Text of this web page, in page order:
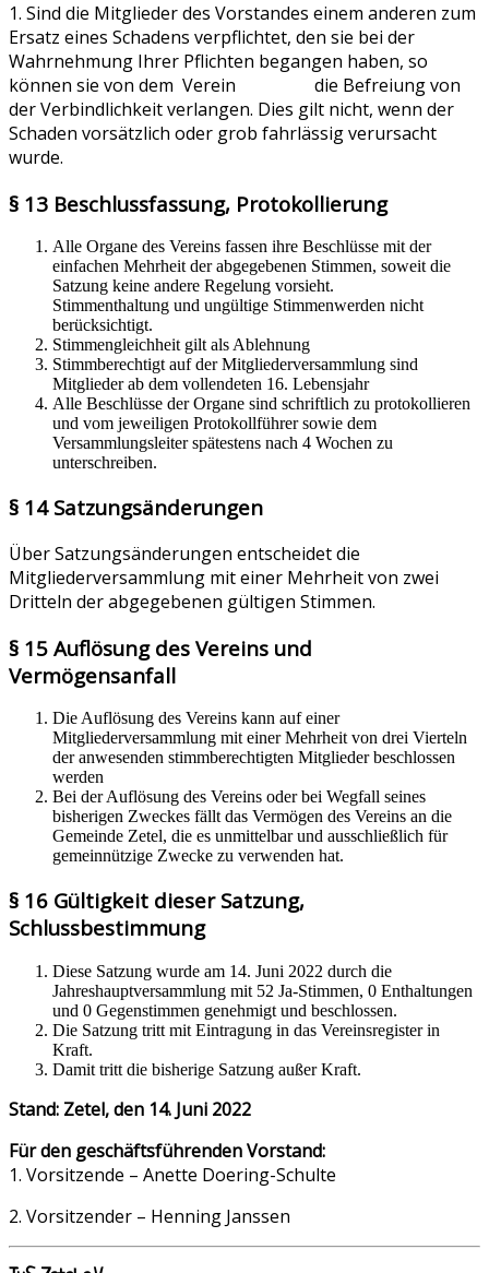
1. Sind die Mitglieder des Vorstandes einem anderen zum
Ersatz eines Schadens verpflichtet, den sie bei der
Wahrnehmung Ihrer Pflichten begangen haben, so
können sie von dem Verein die Befreiung von
der Verbindlichkeit verlangen. Dies gilt nicht, wenn der
Schaden vorsätzlich oder grob fahrlässig verursacht
wurde.
§ 13 Beschlussfassung, Protokollierung
Alle Organe des Vereins fassen ihre Beschlüsse mit der
einfachen Mehrheit der abgegebenen Stimmen, soweit die
Satzung keine andere Regelung vorsieht.
Stimmenthaltung und ungültige Stimmenwerden nicht
berücksichtigt.
Stimmengleichheit gilt als Ablehnung
Stimmberechtigt auf der Mitgliederversammlung sind
Mitglieder ab dem vollendeten 16. Lebensjahr
Alle Beschlüsse der Organe sind schriftlich zu protokollieren
und vom jeweiligen Protokollführer sowie dem
Versammlungsleiter spätestens nach 4 Wochen zu
unterschreiben.
§ 14 Satzungsänderungen
Über Satzungsänderungen entscheidet die
Mitgliederversammlung mit einer Mehrheit von zwei
Dritteln der abgegebenen gültigen Stimmen.
§ 15 Auflösung des Vereins und
Vermögensanfall
Die Auflösung des Vereins kann auf einer
Mitgliederversammlung mit einer Mehrheit von drei Vierteln
der anwesenden stimmberechtigten Mitglieder beschlossen
werden
Bei der Auflösung des Vereins oder bei Wegfall seines
bisherigen Zweckes fällt das Vermögen des Vereins an die
Gemeinde Zetel, die es unmittelbar und ausschließlich für
gemeinnützige Zwecke zu verwenden hat.
§ 16 Gültigkeit dieser Satzung,
Schlussbestimmung
Diese Satzung wurde am 14. Juni 2022 durch die
Jahreshauptversammlung mit 52 Ja-Stimmen, 0 Enthaltungen
und 0 Gegenstimmen genehmigt und beschlossen.
Die Satzung tritt mit Eintragung in das Vereinsregister in
Kraft.
Damit tritt die bisherige Satzung außer Kraft.
Stand: Zetel, den 14. Juni 2022
Für den geschäftsführenden Vorstand:
1. Vorsitzende – Anette Doering-Schulte
2. Vorsitzender – Henning Janssen